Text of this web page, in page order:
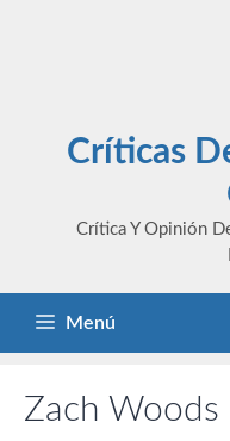
Críticas
Crítica Y Opinión
Menú
Zach Woods